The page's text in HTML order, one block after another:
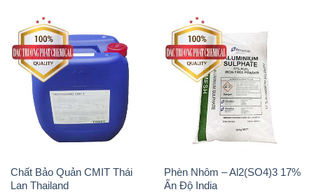
Chất Bảo Quản CMIT Thái
Lan Thailand
Phèn Nhôm – Al2(SO4)3 17%
Ấn Độ India